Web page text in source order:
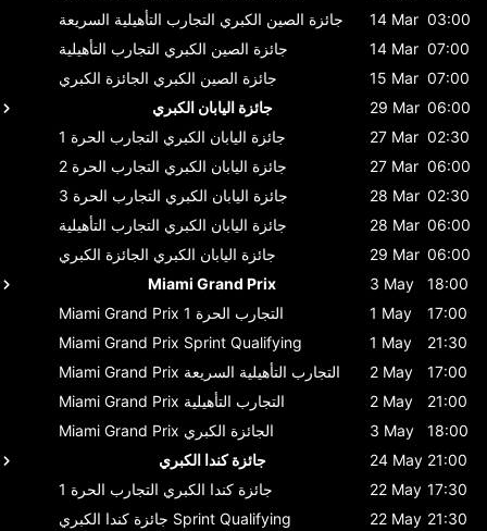
جائزة الصين الكبري التجارب التأهيلية السريعة 14 Mar 03:00
جائزة الصين الكبري التجارب التأهيلية 14 Mar 07:00
جائزة الصين الكبري الجائزة الكبري 15 Mar 07:00
جائزة اليابان الكبري
29 Mar 06:00
جائزة اليابان الكبري التجارب الحرة 1 27 Mar 02:30
جائزة اليابان الكبري التجارب الحرة 2 27 Mar 06:00
جائزة اليابان الكبري التجارب الحرة 3 28 Mar 02:30
جائزة اليابان الكبري التجارب التأهيلية 28 Mar 06:00
جائزة اليابان الكبري الجائزة الكبري 29 Mar 06:00
Miami Grand Prix
3 May
18:00
Miami Grand Prix
التجارب الحرة 1 1 May
17:00
Miami Grand Prix Sprint Qualifying 1 May
21:30
Miami Grand Prix التجارب التأهيلية السريعة 2 May
17:00
Miami Grand Prix التجارب التأهيلية 2 May
21:00
Miami Grand Prix الجائزة الكبري 3 May
18:00
جائزة كندا الكبري
24 May 21:00
جائزة كندا الكبري التجارب الحرة 1 22 May 17:30
جائزة كندا الكبري Sprint Qualifying 22 May 21:30